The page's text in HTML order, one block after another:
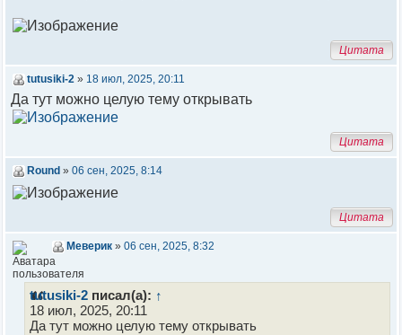
Цитата
tutusiki-2 » 18 июл, 2025, 20:11
Да тут можно целую тему открывать
Цитата
Round » 06 сен, 2025, 8:14
Цитата
Меверик » 06 сен, 2025, 8:32
tutusiki-2 писал(а): ↑
18 июл, 2025, 20:11
Да тут можно целую тему открывать